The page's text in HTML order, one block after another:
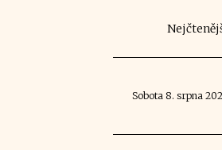
Sobota 8. srpna